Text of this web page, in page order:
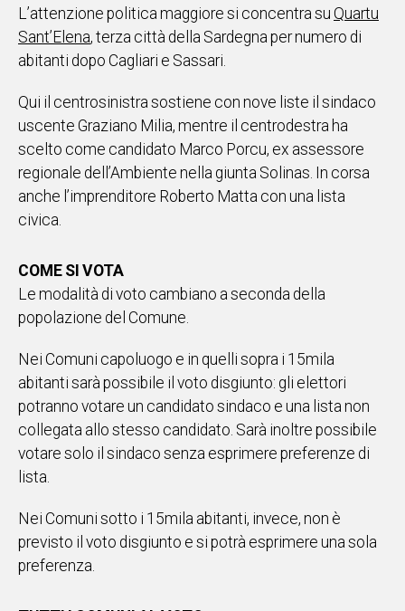
L’attenzione politica maggiore si concentra su Quartu
Sant’Elena, terza città della Sardegna per numero di
abitanti dopo Cagliari e Sassari.
Qui il centrosinistra sostiene con nove liste il sindaco
uscente Graziano Milia, mentre il centrodestra ha
scelto come candidato Marco Porcu, ex assessore
regionale dell’Ambiente nella giunta Solinas. In corsa
anche l’imprenditore Roberto Matta con una lista
civica.
COME SI VOTA
Le modalità di voto cambiano a seconda della
popolazione del Comune.
Nei Comuni capoluogo e in quelli sopra i 15mila
abitanti sarà possibile il voto disgiunto: gli elettori
potranno votare un candidato sindaco e una lista non
collegata allo stesso candidato. Sarà inoltre possibile
votare solo il sindaco senza esprimere preferenze di
lista.
Nei Comuni sotto i 15mila abitanti, invece, non è
previsto il voto disgiunto e si potrà esprimere una sola
preferenza.